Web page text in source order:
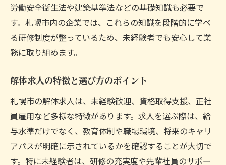
労働安全衛生法や建築基準法などの基礎知識も必要で
す。札幌市内の企業では、これらの知識を段階的に学べ
る研修制度が整っているため、未経験者でも安心して業
務に取り組めます。
解体求人の特徴と選び方のポイント
札幌市の解体求人は、未経験歓迎、資格取得支援、正社
員雇用など多様な特徴があります。求人を選ぶ際は、給
与水準だけでなく、教育体制や職場環境、将来のキャリ
アパスが明確に示されているかを確認することが大切で
す。特に未経験者は、研修の充実度や先輩社員のサポー